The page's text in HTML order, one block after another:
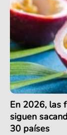
En 2026, las
siguen
30 países